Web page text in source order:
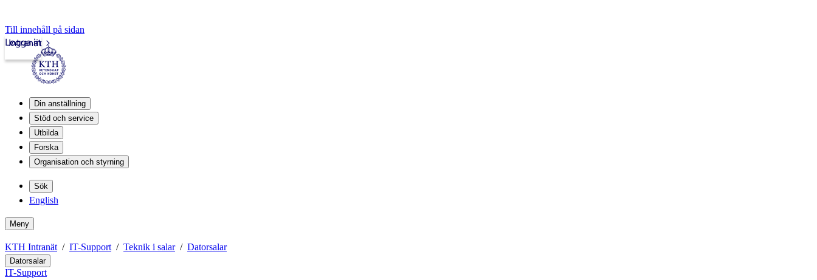
Till innehåll på sidan
Intranät
Logga in
Din anställning
Stöd och service
Utbilda
Forska
Organisation och styrning
Sök
English
Meny
KTH Intranät IT-Support Teknik i salar Datorsalar
Datorsalar
IT-Support